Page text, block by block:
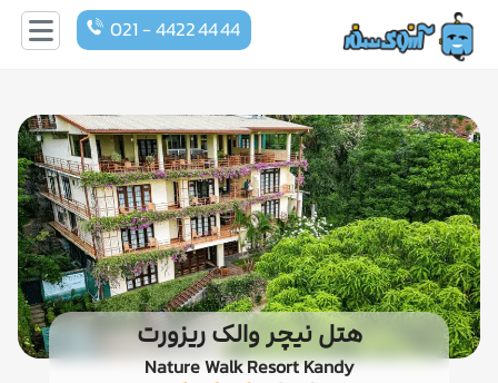
021 - 4422 44 44
هتل نیچر والک ریزورت
Nature Walk Resort Kandy